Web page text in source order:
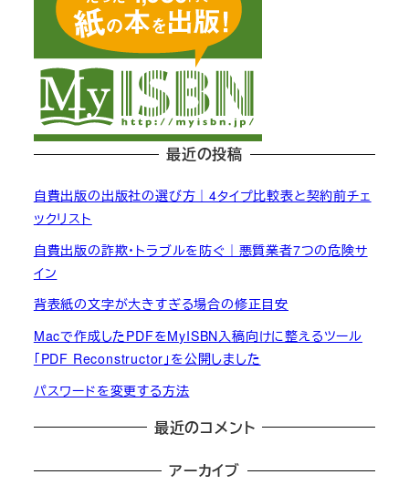
最近の投稿
自費出版の出版社の選び方｜4タイプ比較表と契約前チェ
ックリスト
自費出版の詐欺・トラブルを防ぐ｜悪質業者7つの危険サ
イン
背表紙の文字が大きすぎる場合の修正目安
Macで作成したPDFをMyISBN入稿向けに整えるツール
「PDF Reconstructor」を公開しました
パスワードを変更する方法
最近のコメント
アーカイブ